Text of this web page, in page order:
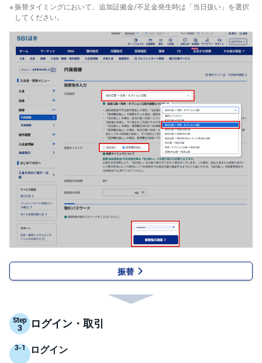
店
頭
C
F
D
S
T(
セ
キ
ュ
リ
テ
ィ
・
ト
ー
ク
ン
)
S
BI
ラ
ッ
プ
ボ
O
B
O
R
振替タイミングにおいて、追加証拠金/不足金発生時は「当日扱い」を選択
してください。
振替
Step ログイン・取引
ログイン